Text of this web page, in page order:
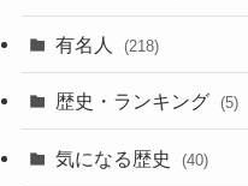
有名人 (218)
歴史・ランキング (5)
気になる歴史 (40)